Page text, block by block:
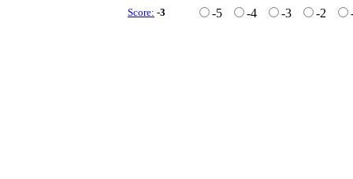
Score: -3 -5 -4 -3 -2